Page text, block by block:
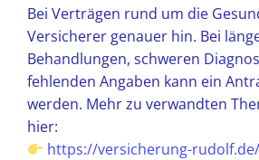
Bei Verträgen rund um die
Versicherer genauer hin. Bei
Behandlungen, schweren
fehlenden Angaben kann ein
werden. Mehr zu verwandten
hier:
https://versicherung-